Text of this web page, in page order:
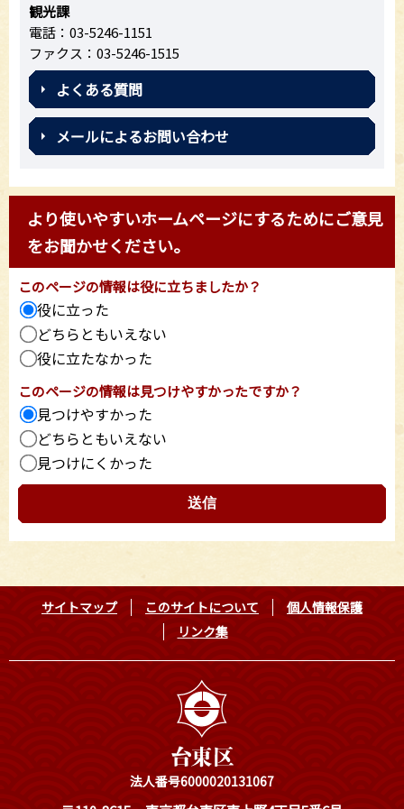
観光課
電話：03-5246-1151
ファクス：03-5246-1515
よくある質問
メールによるお問い合わせ
より使いやすいホームページにするためにご意見
をお聞かせください。
このページの情報は役に立ちましたか？
役に立った
どちらともいえない
役に立たなかった
このページの情報は見つけやすかったですか？
見つけやすかった
どちらともいえない
見つけにくかった
サイトマップ このサイトについて
個人情報保護
リンク集
法人番号6000020131067